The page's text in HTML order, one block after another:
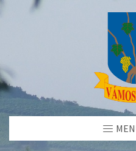
Skip